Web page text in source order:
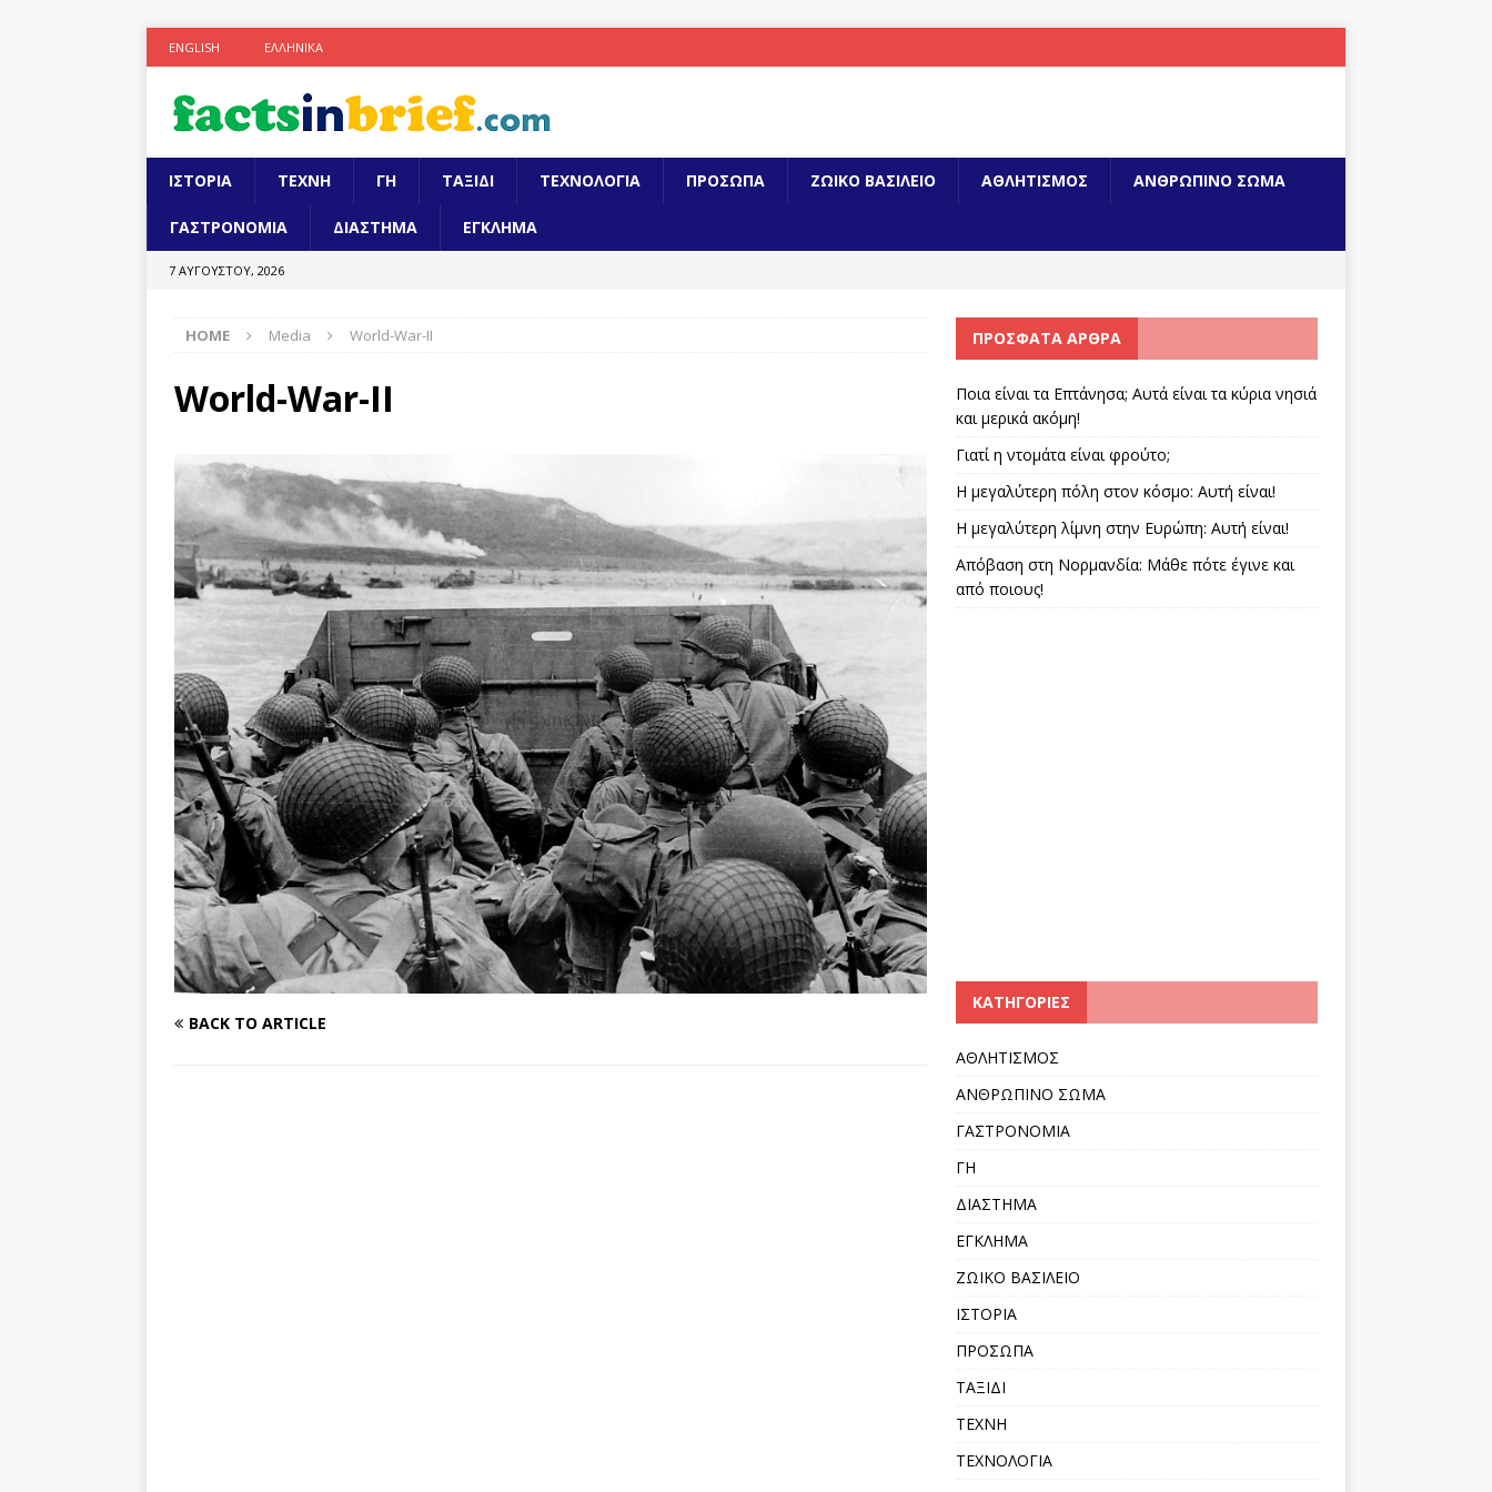
ENGLISH ΕΛΛΗΝΙΚΆ
ΙΣΤΟΡΙΑ ΤΕΧΝΗ ΓΗ ΤΑΞΙΔΙ ΤΕΧΝΟΛΟΓΙΑ ΠΡΟΣΩΠΑ ΖΩΙΚΟ ΒΑΣΙΛΕΙΟ ΑΘΛΗΤΙΣΜΟΣ ΑΝΘΡΩΠΙΝΟ ΣΩΜΑ
ΓΑΣΤΡΟΝΟΜΙΑ ΔΙΑΣΤΗΜΑ ΕΓΚΛΗΜΑ
7 ΑΥΓΟΎΣΤΟΥ, 2026
HOME Media World-War-II
World-War-II
BACK TO ARTICLE
ΠΡΌΣΦΑΤΑ ΆΡΘΡΑ
Ποια είναι τα Επτάνησα; Αυτά είναι τα κύρια νησιά
και μερικά ακόμη!
Γιατί η ντομάτα είναι φρούτο;
Η μεγαλύτερη πόλη στον κόσμο: Αυτή είναι!
Η μεγαλύτερη λίμνη στην Ευρώπη: Αυτή είναι!
Απόβαση στη Νορμανδία: Μάθε πότε έγινε και
από ποιους!
KΑΤΗΓΟΡΊΕΣ
ΑΘΛΗΤΙΣΜΟΣ
ΑΝΘΡΩΠΙΝΟ ΣΩΜΑ
ΓΑΣΤΡΟΝΟΜΙΑ
ΓΗ
ΔΙΑΣΤΗΜΑ
ΕΓΚΛΗΜΑ
ΖΩΙΚΟ ΒΑΣΙΛΕΙΟ
ΙΣΤΟΡΙΑ
ΠΡΟΣΩΠΑ
ΤΑΞΙΔΙ
ΤΕΧΝΗ
ΤΕΧΝΟΛΟΓΙΑ